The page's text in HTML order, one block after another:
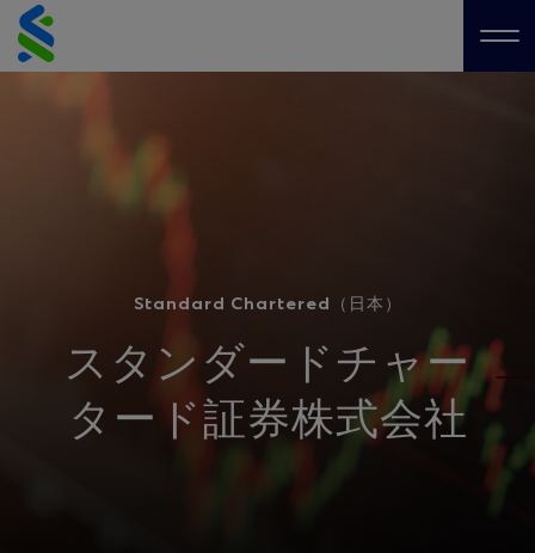
Skip
to
content
Standard Chartered（日本）
スタンダードチャー
タード証券株式会社